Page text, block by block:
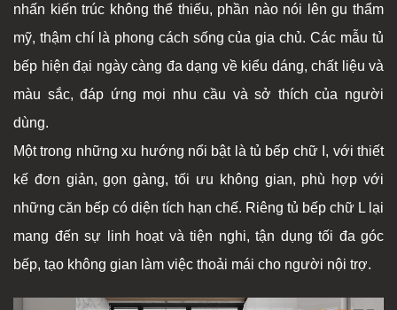
nhấn kiến trúc không thể thiếu, phần nào nói lên gu thẩm
mỹ, thậm chí là phong cách sống của gia chủ. Các mẫu tủ
bếp hiện đại ngày càng đa dạng về kiểu dáng, chất liệu và
màu sắc, đáp ứng mọi nhu cầu và sở thích của người
dùng.
Một trong những xu hướng nổi bật là tủ bếp chữ I, với thiết
kế đơn giản, gọn gàng, tối ưu không gian, phù hợp với
những căn bếp có diện tích hạn chế. Riêng tủ bếp chữ L lại
mang đến sự linh hoạt và tiện nghi, tận dụng tối đa góc
bếp, tạo không gian làm việc thoải mái cho người nội trợ.